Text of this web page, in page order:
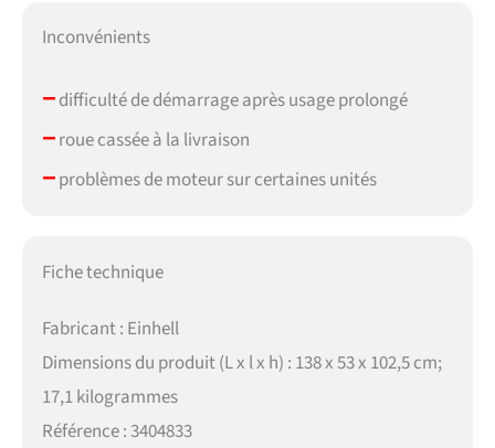
Inconvénients
–difficulté de démarrage après usage prolongé
–roue cassée à la livraison
–problèmes de moteur sur certaines unités
Fiche technique
Fabricant : Einhell
Dimensions du produit (L x l x h) : 138 x 53 x 102,5 cm;
17,1 kilogrammes
Référence : 3404833